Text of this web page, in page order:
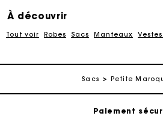
À découvrir
Tout voir Robes Sacs Manteaux
Sacs Petite
Livraison à domicile offerte
Paiement